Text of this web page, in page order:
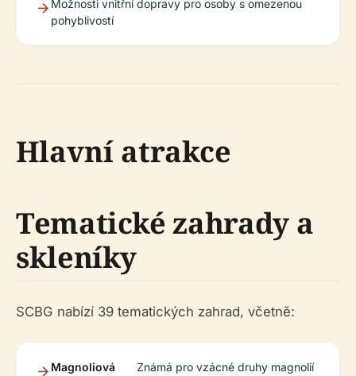
Možnosti vnitřní dopravy pro osoby s omezenou
pohyblivostí
Hlavní atrakce
Tematické zahrady a
skleníky
SCBG nabízí 39 tematických zahrad, včetně:
Magnoliová
Známá pro vzácné druhy magnolií